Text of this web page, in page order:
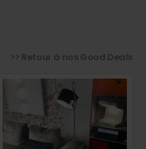
>> Retour à nos Good Deals